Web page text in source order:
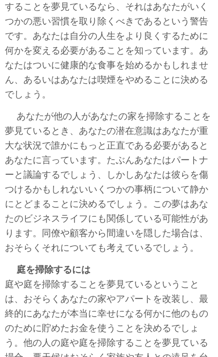
することを夢見ているなら、それはあなたがいく
つかの悪い習慣を取り除くべきであるという警告
です。あなたは自分の人生をより良くするために
何かを変える必要があることを知っています。あ
なたはついに健康的な食事を始めるかもしれませ
ん、あるいはあなたは喫煙をやめることに決める
でしょう。
あなたが他の人があなたの家を掃除することを
夢見ているとき、あなたの潜在意識はあなたが重
大な状況で誰かにもっと正直である必要があると
あなたに言っています。たぶんあなたはパートナ
ーと議論するでしょう、しかしあなたは彼らを傷
つけるかもしれないいくつかの事柄について静か
にとどまることに決めるでしょう。この夢はあな
たのビジネスライフにも関係している可能性があ
ります。同僚や顧客から間違いを隠した場合は、
おそらくそれについても考えているでしょう。
庭を掃除するには
庭や庭を掃除することを夢見ているということ
は、おそらくあなたの家やアパートを改装し、最
終的にあなたが本当に幸せになる何かに他のもの
のために貯めたお金を使うことを決めるでしょ
う。他の人の庭や庭を掃除することを夢見ている